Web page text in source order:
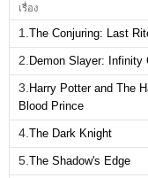
เรื่อง
1. The Conjuring: Last
2. Demon Slayer: Infinity
3. Harry Potter and The
Blood Prince
4. The Dark Knight
5. The Shadow's Edge